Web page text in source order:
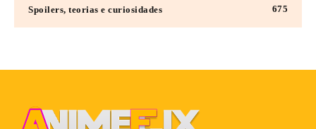
Spoilers, teorias e curiosidades 675